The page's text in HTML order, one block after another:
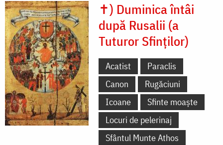
✝) Duminica întâi
după Rusalii (a
Tuturor Sfinților)
Acatist
Paraclis
Canon
Rugăciuni
Icoane
Sfinte moaște
Locuri de pelerinaj
Sfântul Munte Athos